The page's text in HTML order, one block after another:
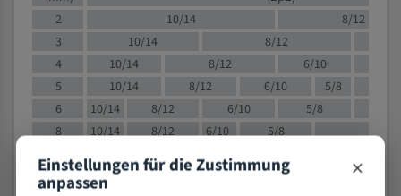
2
10/14
8/12
3
10/14 8/12
4
10/14 8/12 6/10
5
10/14 8/12 6/10
5/8
6
10/14 8/12 6/10
5/8
8
10/14 8/12 6/10 5/8
8/12 6/10 5/8
12
8/12 6/10
Einstellungen für die Zustimmung
anpassen ×